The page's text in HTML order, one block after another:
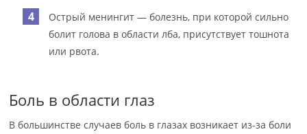
Острый менингит — болезнь, при которой сильно
болит голова в области лба, присутствует тошнота
или рвота.
Боль в области глаз
В большинстве случаев боль в глазах возникает из-за боли